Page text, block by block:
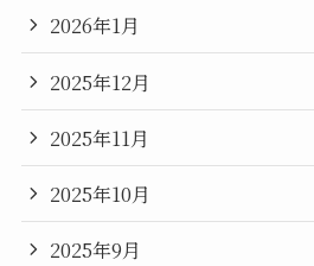
2026年1月
2025年12月
2025年11月
2025年10月
2025年9月